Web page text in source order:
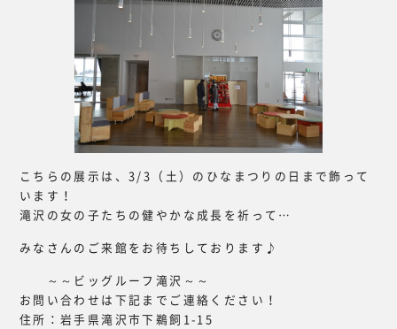
こちらの展示は、3/3（土）のひなまつりの日まで飾って
います！
滝沢の女の子たちの健やかな成長を祈って…
みなさんのご来館をお待ちしております♪
～～ビッグルーフ滝沢～～
お問い合わせは下記までご連絡ください！
住所：岩手県滝沢市下鵜飼1-15